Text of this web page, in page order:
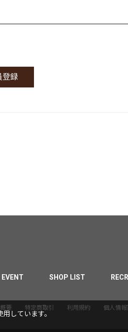
EVENT SHOP LIST
要 特定商取引 利用規約 個人情
しています。